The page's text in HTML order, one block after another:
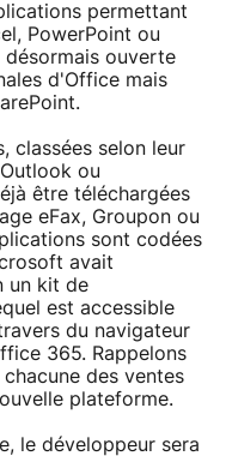
permettant
PowerPoint ou
ouverte
d'Office mais
classées selon leur
ou
être téléchargées
eFax, Groupon ou
sont codées
avait
un kit de
est accessible
du navigateur
365. Rappelons
des ventes
plateforme.
le développeur sera